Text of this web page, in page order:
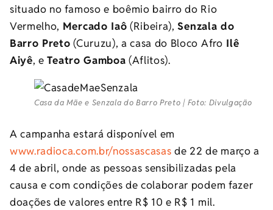
situado no famoso e boêmio bairro do Rio
Vermelho, Mercado Iaô (Ribeira),Senzala do
Barro Preto (Curuzu), a casa do Bloco Afro Ilê
Aiyê, eTeatro Gamboa (Aflitos).
Casa da Mãe e Senzala do Barro Preto | Foto: Divulgação
A campanha estará disponível em
www.radioca.com.br/nossascasas de 22 de março a
4 de abril, onde as pessoas sensibilizadas pela
causa e com condições de colaborar podem fazer
doações de valores entre R$ 10 e R$ 1 mil.